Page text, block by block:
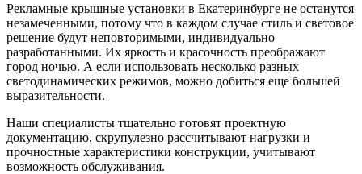
Рекламные крышные установки в Екатеринбурге не останутся
незамеченными, потому что в каждом случае стиль и световое
решение будут неповторимыми, индивидуально
разработанными. Их яркость и красочность преображают
город ночью. А если использовать несколько разных
светодинамических режимов, можно добиться еще большей
выразительности.
Наши специалисты тщательно готовят проектную
документацию, скрупулезно рассчитывают нагрузки и
прочностные характеристики конструкции, учитывают
возможность обслуживания.